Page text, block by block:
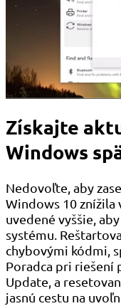
Získajte
Windows
Nedovoľte, aby
Windows 10 znížila
uvedené vyššie,
systému.
chybovými kódmi,
Poradca pri riešení
Update, a
jasnú cestu na